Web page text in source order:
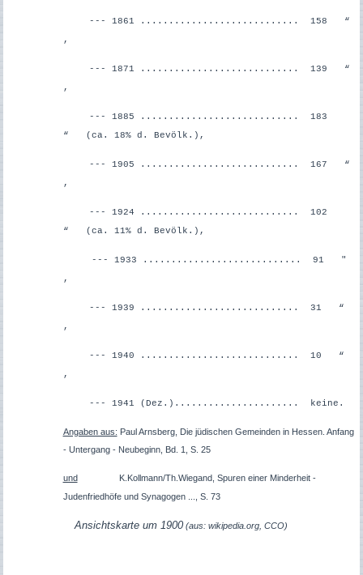
--- 1861 ............................ 158 “
,
--- 1871 ............................ 139 “
,
--- 1885 ............................ 183
“ (ca. 18% d. Bevölk.),
--- 1905 ............................ 167 “
,
--- 1924 ............................ 102
“ (ca. 11% d. Bevölk.),
--- 1933 ............................ 91 "
,
--- 1939 ............................ 31 “
,
--- 1940 ............................ 10 “
,
--- 1941 (Dez.)...................... keine.
Angaben aus: Paul Arnsberg, Die jüdischen Gemeinden in Hessen. Anfang
- Untergang - Neubeginn, Bd. 1, S. 25
undK.Kollmann/Th.Wiegand, Spuren einer Minderheit -
Judenfriedhöfe und Synagogen ..., S. 73
Ansichtskarte um 1900(aus: wikipedia.org, CCO)